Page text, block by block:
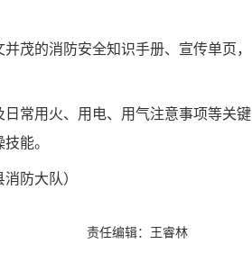
茂的消防安全知识手册、宣传单页，
常用火、用电、用气注意事项等关键
能。
消防大队）
责任编辑：王睿林